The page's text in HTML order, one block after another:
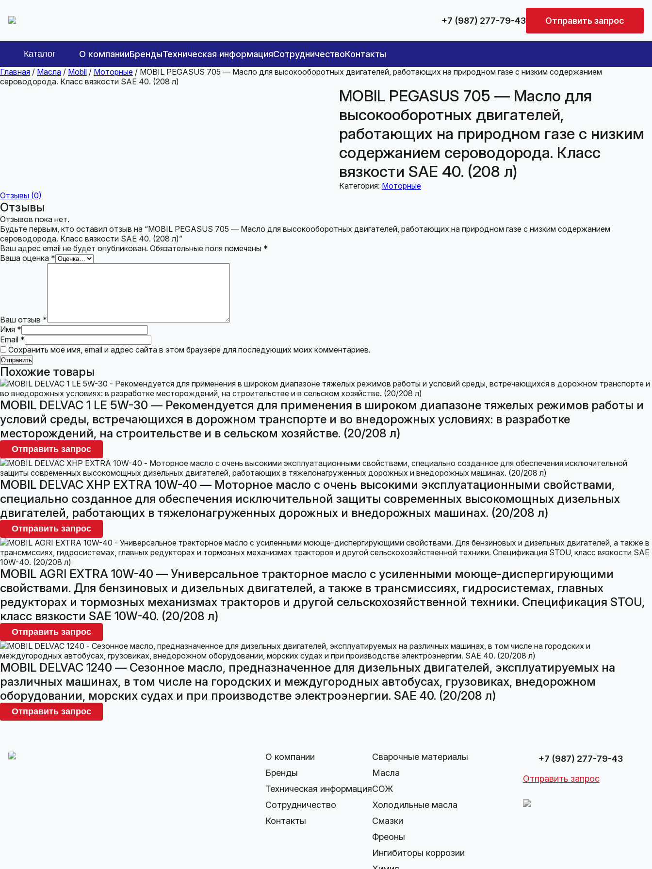
+7 (987) 277-79-43 Отправить запрос
Каталог О компанииБрендыТехническая информацияСотрудничествоКонтакты
Главная / Масла / Mobil / Моторные / MOBIL PEGASUS 705 — Масло для высокооборотных двигателей, работающих на природном газе с низким содержанием
сероводорода. Класс вязкости SAE 40. (208 л)
MOBIL PEGASUS 705 — Масло для
высокооборотных двигателей,
работающих на природном газе с низким
содержанием сероводорода. Класс
вязкости SAE 40. (208 л)
Категория: Моторные
Отзывы (0)
Отзывы
Отзывов пока нет.
Будьте первым, кто оставил отзыв на “MOBIL PEGASUS 705 — Масло для высокооборотных двигателей, работающих на природном газе с низким содержанием
сероводорода. Класс вязкости SAE 40. (208 л)”
Ваш адрес email не будет опубликован. Обязательные поля помечены *
Ваша оценка *
Ваш отзыв *
Имя *
Email *
Сохранить моё имя, email и адрес сайта в этом браузере для последующих моих комментариев.
Похожие товары
MOBIL DELVAC 1 LE 5W-30 — Рекомендуется для применения в широком диапазоне тяжелых режимов работы и
условий среды, встречающихся в дорожном транспорте и во внедорожных условиях: в разработке
месторождений, на строительстве и в сельском хозяйстве. (20/208 л)
Отправить запрос
MOBIL DELVAC XHP EXTRA 10W-40 — Моторное масло с очень высокими эксплуатационными свойствами,
специально созданное для обеспечения исключительной защиты современных высокомощных дизельных
двигателей, работающих в тяжелонагруженных дорожных и внедорожных машинах. (20/208 л)
Отправить запрос
MOBIL AGRI EXTRA 10W-40 — Универсальное тракторное масло с усиленными моюще-диспергирующими
свойствами. Для бензиновых и дизельных двигателей, а также в трансмиссиях, гидросистемах, главных
редукторах и тормозных механизмах тракторов и другой сельскохозяйственной техники. Спецификация STOU,
класс вязкости SAE 10W-40. (20/208 л)
Отправить запрос
MOBIL DELVAC 1240 — Сезонное масло, предназначенное для дизельных двигателей, эксплуатируемых на
различных машинах, в том числе на городских и междугородных автобусах, грузовиках, внедорожном
оборудовании, морских судах и при производстве электроэнергии. SAE 40. (20/208 л)
Отправить запрос
О компании
Бренды
Техническая информация
Сотрудничество
Контакты
Сварочные материалы
Масла
СОЖ
Холодильные масла
Смазки
Фреоны
Ингибиторы коррозии
+7 (987) 277-79-43
Отправить запрос